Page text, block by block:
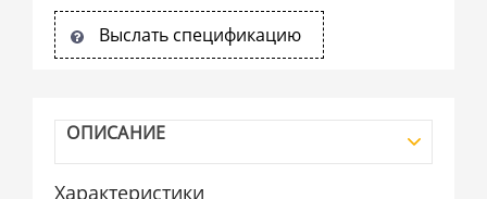
Выслать спецификацию
ОПИСАНИЕ
Характеристики